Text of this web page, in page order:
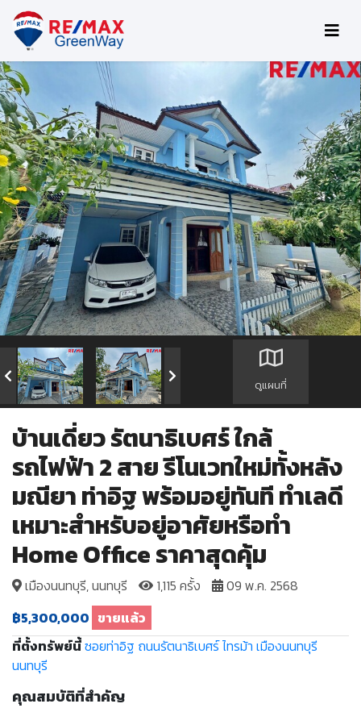
ดูแผนที่
บ้านเดี่ยว รัตนาธิเบศร์ ใกล้
รถไฟฟ้า 2 สาย รีโนเวทใหม่ทั้งหลัง
มณียา ท่าอิฐ พร้อมอยู่ทันที ทำเลดี
เหมาะสำหรับอยู่อาศัยหรือทำ
Home Office ราคาสุดคุ้ม
เมืองนนทบุรี, นนทบุรี 1,115 ครั้ง
09 พ.ค. 2568
฿5,300,000 ขายแล้ว
ที่ตั้งทรัพย์นี้ซอยท่าอิฐ ถนนรัตนาธิเบศร์ไทรม้า เมืองนนทบุรี
นนทบุรี
คุณสมบัติที่สำคัญ